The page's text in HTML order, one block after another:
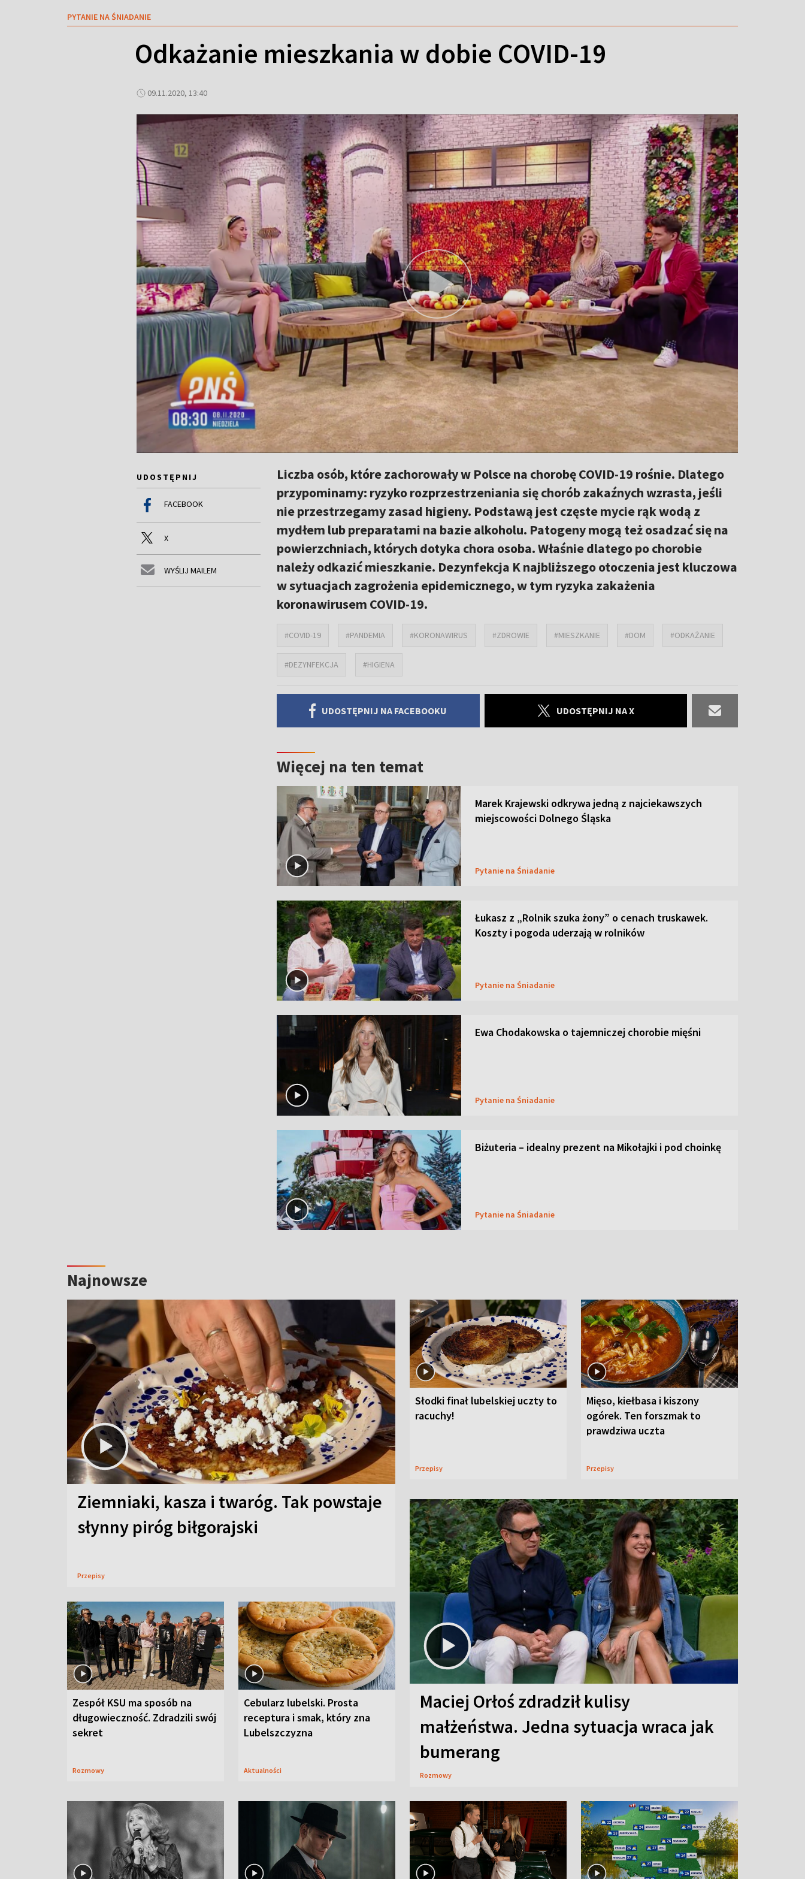
PYTANIE NA ŚNIADANIE
Odkażanie mieszkania w dobie COVID-19
09.11.2020, 13:40
UDOSTĘPNIJ
FACEBOOK
X
WYŚLIJ MAILEM
Liczba osób, które zachorowały w Polsce na chorobę COVID-19 rośnie. Dlatego
przypominamy: ryzyko rozprzestrzeniania się chorób zakaźnych wzrasta, jeśli
nie przestrzegamy zasad higieny. Podstawą jest częste mycie rąk wodą z
mydłem lub preparatami na bazie alkoholu. Patogeny mogą też osadzać się na
powierzchniach, których dotyka chora osoba. Właśnie dlatego po chorobie
należy odkazić mieszkanie. Dezynfekcja K najbliższego otoczenia jest kluczowa
w sytuacjach zagrożenia epidemicznego, w tym ryzyka zakażenia
koronawirusem COVID-19.
#COVID-19 #PANDEMIA #KORONAWIRUS #ZDROWIE #MIESZKANIE #DOM #ODKAŻANIE
#DEZYNFEKCJA #HIGIENA
UDOSTĘPNIJ NA FACEBOOKU UDOSTĘPNIJ NA X
Więcej na ten temat
Marek Krajewski odkrywa jedną z najciekawszych
miejscowości Dolnego Śląska
Pytanie na Śniadanie
Łukasz z „Rolnik szuka żony” o cenach truskawek.
Koszty i pogoda uderzają w rolników
Pytanie na Śniadanie
Ewa Chodakowska o tajemniczej chorobie mięśni
Pytanie na Śniadanie
Biżuteria – idealny prezent na Mikołajki i pod choinkę
Pytanie na Śniadanie
Najnowsze
Ziemniaki, kasza i twaróg. Tak powstaje
słynny piróg biłgorajski
Przepisy
Słodki finał lubelskiej uczty to
racuchy!
Przepisy
Mięso, kiełbasa i kiszony
ogórek. Ten forszmak to
prawdziwa uczta
Przepisy
Zespół KSU ma sposób na
długowieczność. Zdradzili swój
sekret
Rozmowy
Cebularz lubelski. Prosta
receptura i smak, który zna
Lubelszczyzna
Aktualności
Maciej Orłoś zdradził kulisy
małżeństwa. Jedna sytuacja wraca jak
bumerang
Rozmowy